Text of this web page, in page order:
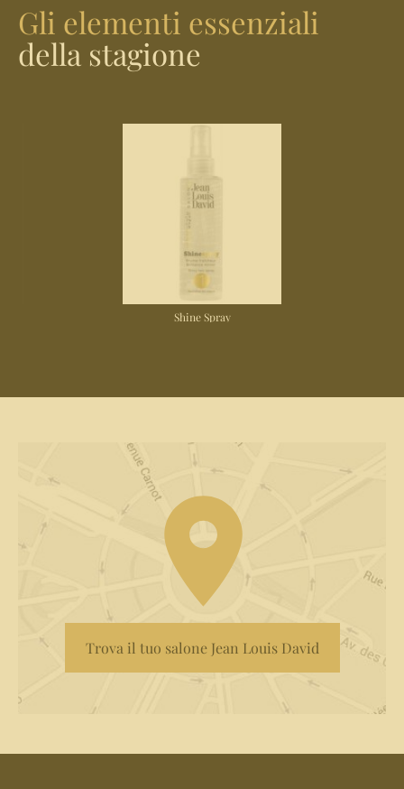
Gli elementi essenziali
della stagione
Shine Spray
Trova il tuo salone Jean Louis David